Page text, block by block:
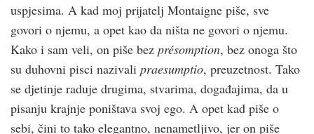
uspjesima. A kad moj prijatelj Montaigne piše, sve
govori o njemu, a opet kao da ništa ne govori o njemu.
Kako i sam veli, on piše bez présomption, bez onoga što
su duhovni pisci nazivali praesumptio, preuzetnost. Tako
se djetinje raduje drugima, stvarima, događajima, da u
pisanju krajnje poništava svoj ego. A opet kad piše o
sebi, čini to tako elegantno, nenametljivo, jer on piše